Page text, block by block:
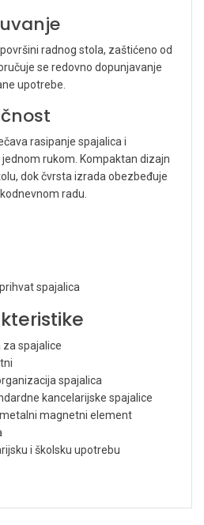
radnog stola, zaštićeno od
se redovno dopunjavanje
upotrebe.
rasipanje spajalica i
rukom. Kompaktan dizajn
dok čvrsta izrada obezbeđuje
radu.
spajalica
za spajalice
spajalica
kancelarijske spajalice
magnetni element
i školsku upotrebu